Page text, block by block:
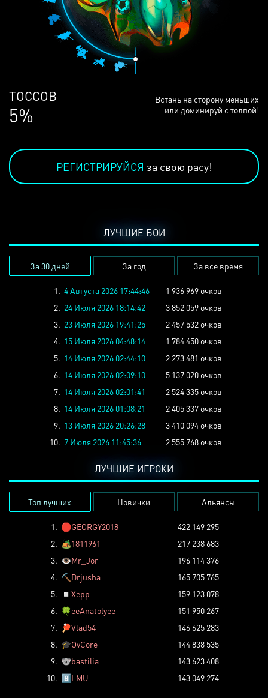
ЛЮДЕЙ
68%
Встань на сторону меньших
или доминируй с толпой!
РЕГИСТРИРУЙСЯ за свою расу!
ЛУЧШИЕ БОИ
За 30 дней За год За все время
1. 4 Августа 2026 17:44:46
1 936 969 очков
2. 24 Июля 2026 18:14:42
3 852 059 очков
3. 23 Июля 2026 19:41:25
2 457 532 очков
4. 15 Июля 2026 04:48:14
1 784 450 очков
5. 14 Июля 2026 02:44:10
2 273 481 очков
6. 14 Июля 2026 02:09:10
5 137 020 очков
7. 14 Июля 2026 02:01:41
2 524 335 очков
8. 14 Июля 2026 01:08:21
2 405 337 очков
9. 13 Июля 2026 20:26:28
3 410 094 очков
10. 7 Июля 2026 11:45:36 2 555 768 очков
ЛУЧШИЕ ИГРОКИ
Топ лучших Новички Альянсы
1. 🛑GEORGY2018
422 149 295
2. 🏕️1811961
217 238 683
3. 👁️Mr_Jor
196 114 376
4. ⛏️ Drjusha
165 705 765
5.
◽ Xepp
159 123 078
6. 🍀eeAnatolyee
151 950 267
7.
🏓Vlad54
146 625 283
8. 🎓OvCore
144 838 535
9. 🐨bastilia
143 623 408
10. 8️⃣LMU 143 049 274